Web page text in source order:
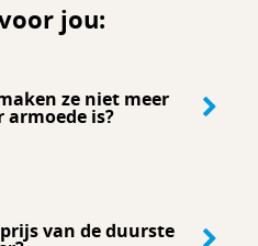
jou:
ze niet meer
armoede is?
van de duurste